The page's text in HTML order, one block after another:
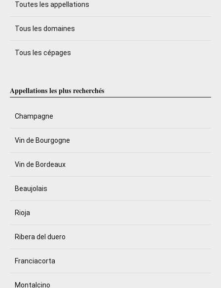
Toutes les appellations
Tous les domaines
Tous les cépages
Appellations les plus recherchés
Champagne
Vin de Bourgogne
Vin de Bordeaux
Beaujolais
Rioja
Ribera del duero
Franciacorta
Montalcino